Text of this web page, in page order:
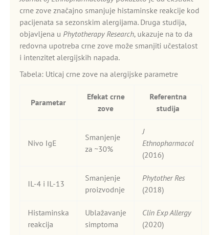
crne zove značajno smanjuje histaminske reakcije kod
pacijenata sa sezonskim alergijama. Druga studija,
objavljena u Phytotherapy Research, ukazuje na to da
redovna upotreba crne zove može smanjiti učestalost
i intenzitet alergijskih napada.
Tabela: Uticaj crne zove na alergijske parametre
Parametar
Efekat crne
zove
Referentna
studija
Nivo IgE
Smanjenje
za ~30%
J
Ethnopharmacol
(2016)
IL-4 i IL-13
Smanjenje
proizvodnje
Phytother Res
(2018)
Histaminska
reakcija
Ublažavanje
simptoma
Clin Exp Allergy
(2020)